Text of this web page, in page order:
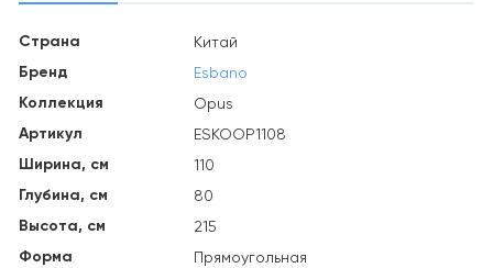
Страна Китай
Бренд Esbano
Коллекция Opus
Артикул ESKOOP1108
Ширина, см 110
Глубина, см 80
Высота, см 215
Форма Прямоугольная